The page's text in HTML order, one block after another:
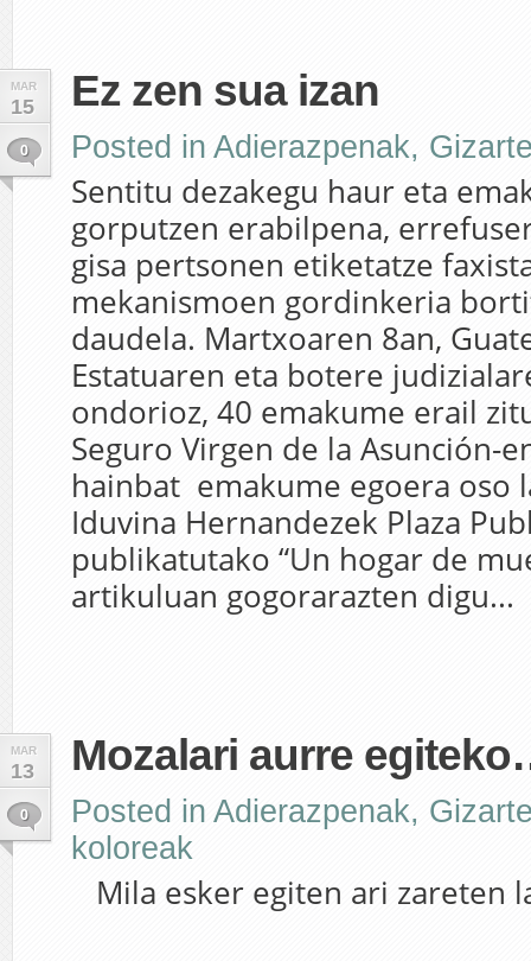
MAR
15
0
Ez zen sua izan
Posted in Adierazpenak,
Sentitu dezakegu haur eta
gorputzen erabilpena,
gisa pertsonen etiketatze
mekanismoen gordinkeria
daudela. Martxoaren 8an,
Estatuaren eta botere
ondorioz, 40 emakume erail
Seguro Virgen de la Asunción-
hainbat emakume egoera oso
Iduvina Hernandezek Plaza
publikatutako “Un hogar de
artikuluan gogorarazten digu...
MAR
13
0
Mozalari aurre
Posted in Adierazpenak,
koloreak
Mila esker egiten ari zareten